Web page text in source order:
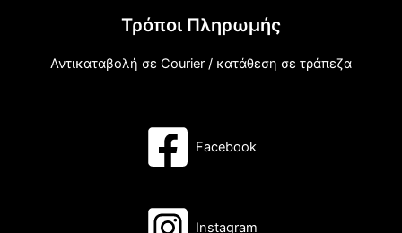
Τρόποι Πληρωμής
Αντικαταβολή σε Courier / κατάθεση σε τράπεζα
Facebook
Instagram